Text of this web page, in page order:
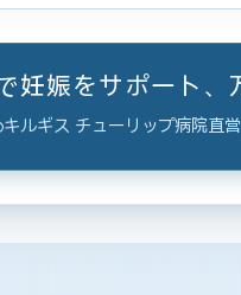
妊娠をサポート
キルギス チューリップ病院直